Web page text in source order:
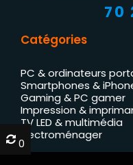
70
Catégories
PC & ordinateurs
Smartphones &
Gaming & PC gamer
Impression &
TV LED & multimédia
Électroménager
0
0